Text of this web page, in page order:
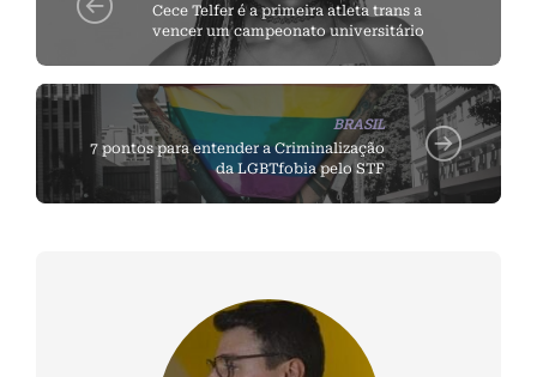
Cece Telfer é a primeira atleta trans a
vencer um campeonato universitário
BRASIL
7 pontos para entender a Criminalização
da LGBTfobia pelo STF